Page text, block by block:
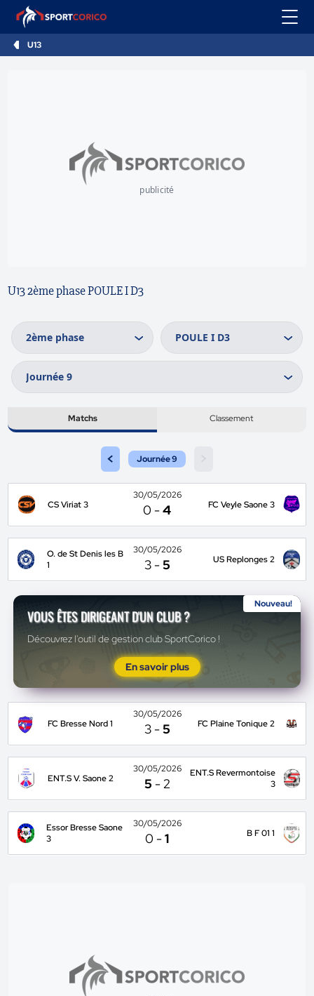
U13
publicité
U13 2ème phase POULE I D3
Matchs Classement
< Journée 9
CS Viriat 3
30/05/2026
0 -4 FC Veyle Saone 3
O. de St Denis les B
1
30/05/2026
3 -5 US Replonges 2
Nouveau!
VOUS ÊTES DIRIGEANT D'UN CLUB ?
Découvrez l'outil de gestion club SportCorico !
En savoir plus
FC Bresse Nord 1
30/05/2026
3 -5 FC Plaine Tonique 2
ENT.S V. Saone 2
30/05/2026
5 -2
ENT.S Revermontoise
3
Essor Bresse Saone
3
30/05/2026
0 -1 B F 01 1